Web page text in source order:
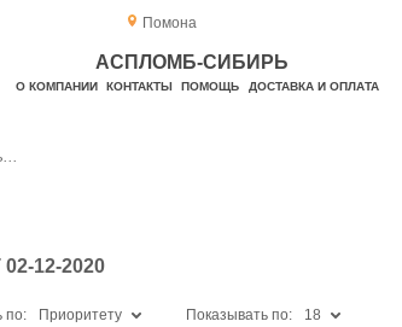
Помона
АСПЛОМБ-СИБИРЬ
О КОМПАНИИ КОНТАКТЫ ПОМОЩЬ ДОСТАВКА И ОПЛАТА
12-2020
по: Приоритету Показывать по: 18